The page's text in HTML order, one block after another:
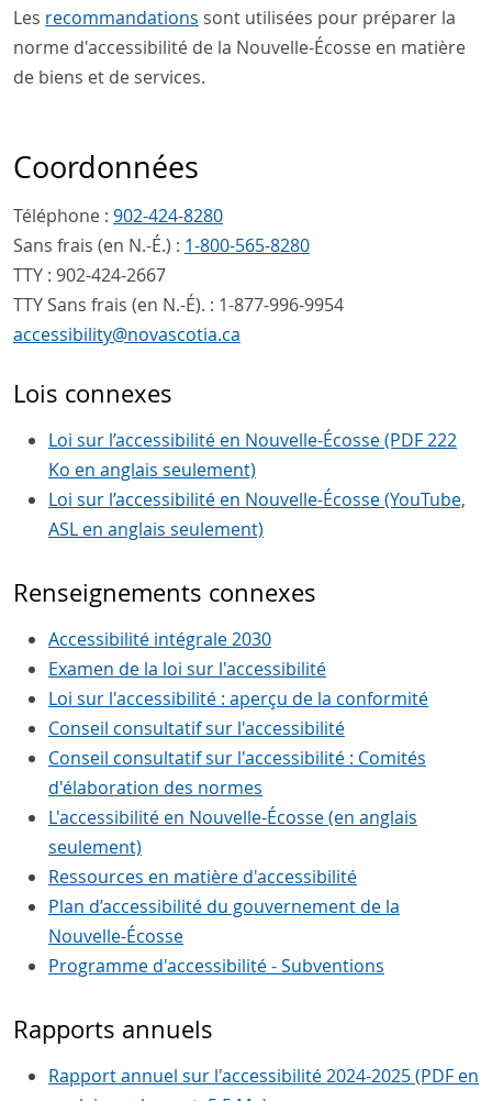
Les recommandations sont utilisées pour préparer la
norme d'accessibilité de la Nouvelle-Écosse en matière
de biens et de services.
Coordonnées
Téléphone : 902-424-8280
Sans frais (en N.-É.) : 1-800-565-8280
TTY : 902-424-2667
TTY Sans frais (en N.-É). : 1-877-996-9954
accessibility@novascotia.ca
Lois connexes
Loi sur l’accessibilité en Nouvelle-Écosse (PDF 222
Ko en anglais seulement)
Loi sur l’accessibilité en Nouvelle-Écosse (YouTube,
ASL en anglais seulement)
Renseignements connexes
Accessibilité intégrale 2030
Examen de la loi sur l'accessibilité
Loi sur l'accessibilité : aperçu de la conformité
Conseil consultatif sur l'accessibilité
Conseil consultatif sur l'accessibilité : Comités
d'élaboration des normes
L'accessibilité en Nouvelle-Écosse (en anglais
seulement)
Ressources en matière d'accessibilité
Plan d’accessibilité du gouvernement de la
Nouvelle-Écosse
Programme d'accessibilité - Subventions
Rapports annuels
Rapport annuel sur l'accessibilité 2024-2025 (PDF en